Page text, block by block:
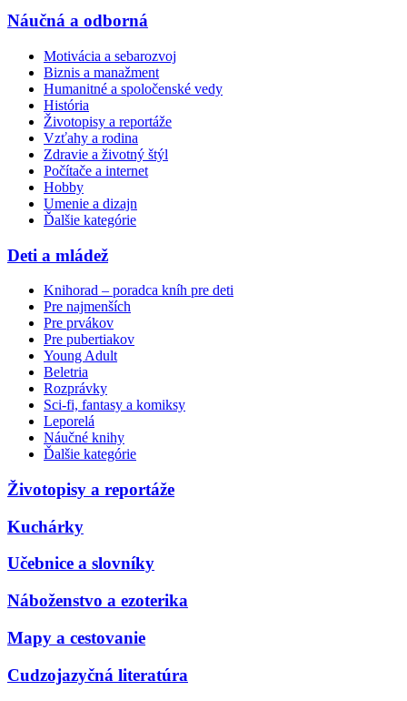
Náučná a odborná
Motivácia a sebarozvoj
Biznis a manažment
Humanitné a spoločenské vedy
História
Životopisy a reportáže
Vzťahy a rodina
Zdravie a životný štýl
Počítače a internet
Hobby
Umenie a dizajn
Ďalšie kategórie
Deti a mládež
Knihorad – poradca kníh pre deti
Pre najmenších
Pre prvákov
Pre pubertiakov
Young Adult
Beletria
Rozprávky
Sci-fi, fantasy a komiksy
Leporelá
Náučné knihy
Ďalšie kategórie
Životopisy a reportáže
Kuchárky
Učebnice a slovníky
Náboženstvo a ezoterika
Mapy a cestovanie
Cudzojazyčná literatúra